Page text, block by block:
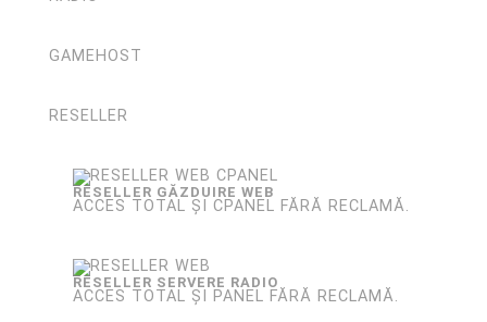
GAMEHOST
RESELLER
RESELLER GĂZDUIRE WEB
ACCES TOTAL ȘI CPANEL FĂRĂ RECLAMĂ.
RESELLER SERVERE RADIO
ACCES TOTAL ȘI PANEL FĂRĂ RECLAMĂ.